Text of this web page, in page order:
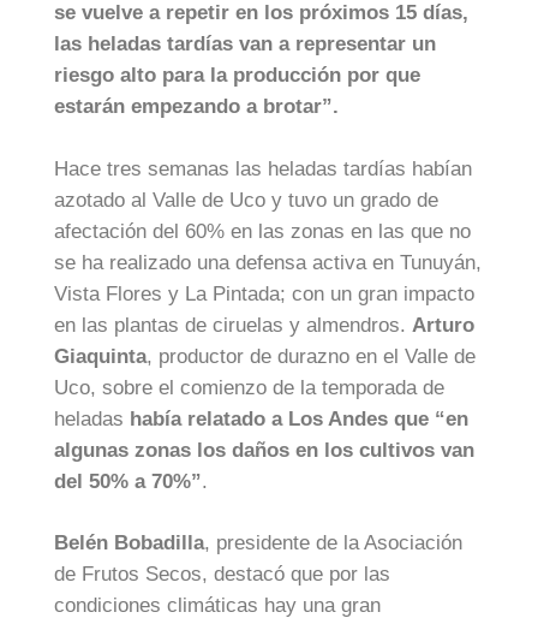
se vuelve a repetir en los próximos 15 días,
las heladas tardías van a representar un
riesgo alto para la producción por que
estarán empezando a brotar”.
Hace tres semanas las heladas tardías habían
azotado al Valle de Uco y tuvo un grado de
afectación del 60% en las zonas en las que no
se ha realizado una defensa activa en Tunuyán,
Vista Flores y La Pintada; con un gran impacto
en las plantas de ciruelas y almendros. Arturo
Giaquinta, productor de durazno en el Valle de
Uco, sobre el comienzo de la temporada de
heladas había relatado a Los Andes que “en
algunas zonas los daños en los cultivos van
del 50% a 70%”.
Belén Bobadilla, presidente de la Asociación
de Frutos Secos, destacó que por las
condiciones climáticas hay una gran